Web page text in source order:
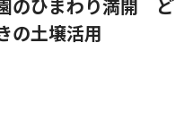
のひまわり満開 ど
の土壌活用